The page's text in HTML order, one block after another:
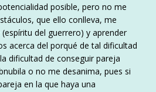
posible, pero no me
que ello conlleva, me
del guerrero) y aprender
acerca del porqué de tal dificultad
dificultad de conseguir pareja
o no me desanima, pues si
en la que haya una